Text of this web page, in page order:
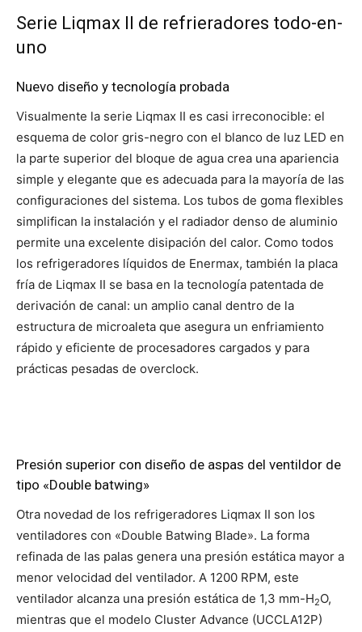
Serie Liqmax II de refrieradores todo-en-
uno
Nuevo diseño y tecnología probada
Visualmente la serie Liqmax II es casi irreconocible: el
esquema de color gris-negro con el blanco de luz LED en
la parte superior del bloque de agua crea una apariencia
simple y elegante que es adecuada para la mayoría de las
configuraciones del sistema. Los tubos de goma flexibles
simplifican la instalación y el radiador denso de aluminio
permite una excelente disipación del calor. Como todos
los refrigeradores líquidos de Enermax, también la placa
fría de Liqmax II se basa en la tecnología patentada de
derivación de canal: un amplio canal dentro de la
estructura de microaleta que asegura un enfriamiento
rápido y eficiente de procesadores cargados y para
prácticas pesadas de overclock.
Presión superior con diseño de aspas del ventildor de
tipo «Double batwing»
Otra novedad de los refrigeradores Liqmax II son los
ventiladores con «Double Batwing Blade». La forma
refinada de las palas genera una presión estática mayor a
menor velocidad del ventilador. A 1200 RPM, este
ventilador alcanza una presión estática de 1,3 mm-H2O,
mientras que el modelo Cluster Advance (UCCLA12P)